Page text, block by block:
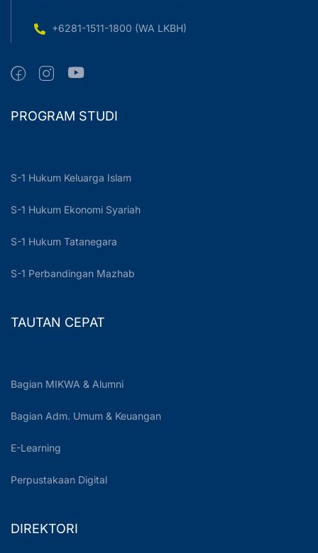
+6281-1511-1800 (WA LKBH)
PROGRAM STUDI
S-1 Hukum Keluarga Islam
S-1 Hukum Ekonomi Syariah
S-1 Hukum Tatanegara
S-1 Perbandingan Mazhab
TAUTAN CEPAT
Bagian MIKWA & Alumni
Bagian Adm. Umum & Keuangan
E-Learning
Perpustakaan Digital
DIREKTORI